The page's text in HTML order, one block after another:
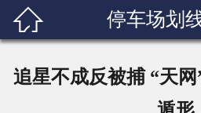
 停车场划
追星不成反被捕 “天